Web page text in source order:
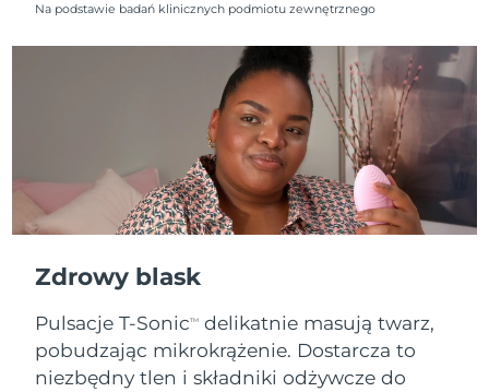
Na podstawie badań klinicznych podmiotu zewnętrznego
Zdrowy blask
Pulsacje T-SonicTM
delikatnie masują twarz,
pobudzając mikrokrążenie. Dostarcza to
niezbędny tlen i składniki odżywcze do
8/12/26
Oczekiwany czas dostawy
8/12/26
Szwajcaria
Oczekiwany czas dostawy
Tajwan
Oczekiwany czas dostawy
Turcja
Oczekiwany czas dostawy
8/13/26